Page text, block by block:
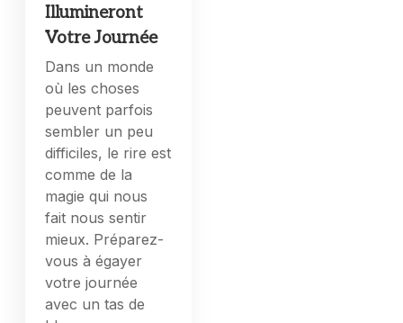
Illumineront
Votre Journée
Dans un monde
où les choses
peuvent parfois
sembler un peu
difficiles, le rire est
comme de la
magie qui nous
fait nous sentir
mieux. Préparez-
vous à égayer
votre journée
avec un tas de